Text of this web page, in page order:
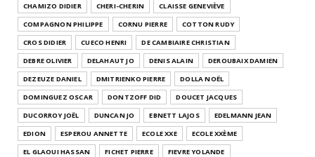
CHAMIZO DIDIER
CHERI-CHERIN
CLAISSE GENEVIÈVE
COMPAGNON PHILIPPE
CORNU PIERRE
COTTON RUDY
CROS DIDIER
CUECO HENRI
DE CAMBIAIRE CHRISTIAN
DEBRE OLIVIER
DELAHAUT JO DENIS ALAIN
DEROUBAIX DAMIEN
DEZEUZE DANIEL
DMITRIENKO PIERRE
DOLLA NOËL
DOMINGUEZ OSCAR
DONTZOFF DID
DOUCET JACQUES
DUCORROY JOËL
DUNCAN JO EBNETT LAJOS
EDELMANN JEAN
EDION
ESPEROU ANNETTE ECOLE XXE
ECOLE XXÈME
EL GLAOUI HASSAN
FICHET PIERRE
FIEVRE YOLANDE